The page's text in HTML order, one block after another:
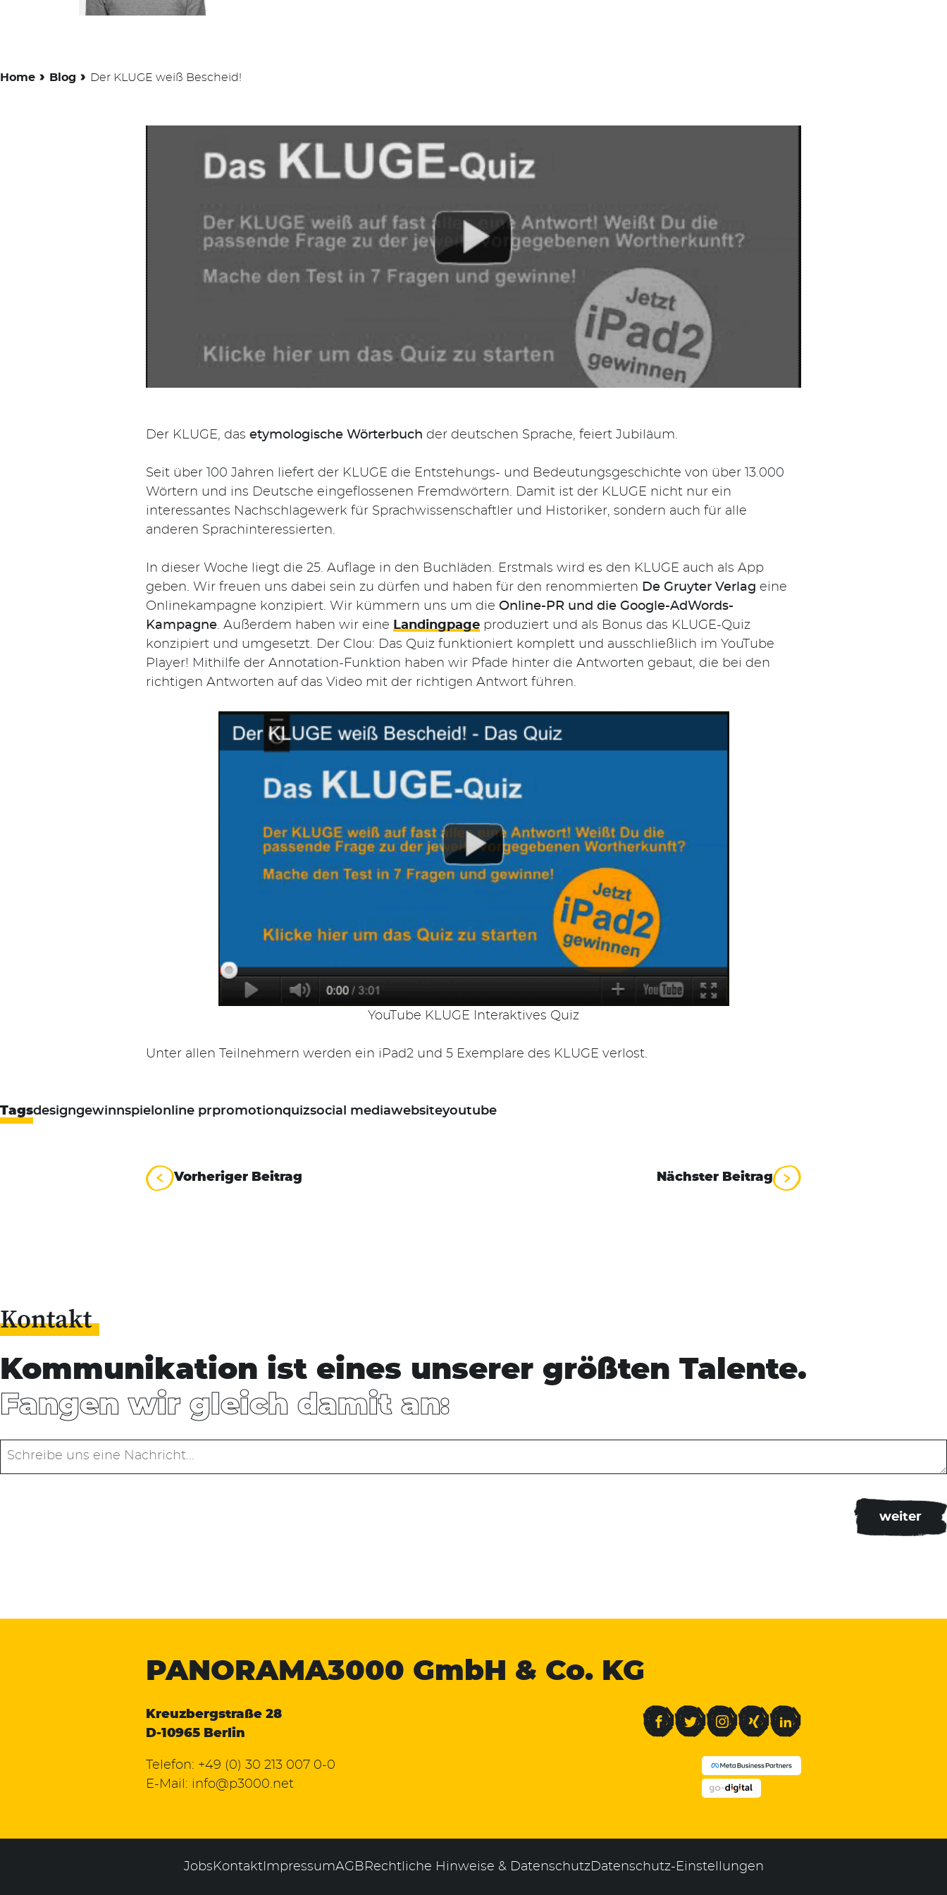
Suchen
nach:
Home › Blog › Der KLUGE weiß Bescheid!
Der KLUGE, das etymologische Wörterbuch der deutschen Sprache, feiert Jubiläum.
Seit über 100 Jahren liefert der KLUGE die Entstehungs- und Bedeutungsgeschichte von über 13.000
Wörtern und ins Deutsche eingeflossenen Fremdwörtern. Damit ist der KLUGE nicht nur ein
interessantes Nachschlagewerk für Sprachwissenschaftler und Historiker, sondern auch für alle
anderen Sprachinteressierten.
In dieser Woche liegt die 25. Auflage in den Buchläden. Erstmals wird es den KLUGE auch als App
geben. Wir freuen uns dabei sein zu dürfen und haben für den renommierten De Gruyter Verlag eine
Onlinekampagne konzipiert. Wir kümmern uns um die Online-PR und die Google-AdWords-
Kampagne . Außerdem haben wir eine Landingpage produziert und als Bonus das KLUGE-Quiz
konzipiert und umgesetzt. Der Clou: Das Quiz funktioniert komplett und ausschließlich im YouTube
Player! Mithilfe der Annotation-Funktion haben wir Pfade hinter die Antworten gebaut, die bei den
richtigen Antworten auf das Video mit der richtigen Antwort führen.
YouTube KLUGE Interaktives Quiz
Unter allen Teilnehmern werden ein iPad2 und 5 Exemplare des KLUGE verlost.
Tagsdesigngewinnspiel online prpromotionquizsocial mediawebsiteyoutube
Beitragsnavigation
Vorheriger Beitrag Nächster Beitrag
Kontakt
Kommunikation ist eines unserer größten Talente.
Fangen wir gleich damit an:
PANORAMA3000 GmbH & Co. KG
Kreuzbergstraße 28
D-10965 Berlin
Telefon: +49 (0) 30 213 007 0-0
E-Mail: info@p3000.net
FacebookTwitterInstagramXing LinkedIn
Jobs KontaktImpressumAGB Rechtliche Hinweise & DatenschutzDatenschutz-Einstellungen